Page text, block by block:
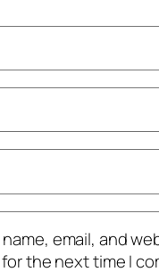
name, email, and
the next time I